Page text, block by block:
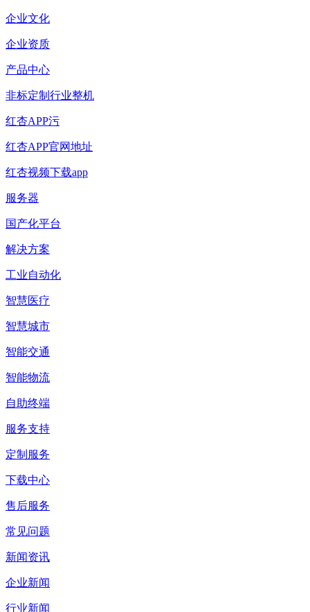
企业文化
企业资质
产品中心
非标定制行业整机
红杏APP污
红杏APP官网地址
红杏视频下载app
服务器
国产化平台
解决方案
工业自动化
智慧医疗
智慧城市
智能交通
智能物流
自助终端
服务支持
定制服务
下载中心
售后服务
常见问题
新闻资讯
企业新闻
行业新闻